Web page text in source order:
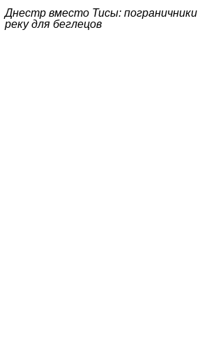
Днестр вместо Тисы: пограничники
реку для беглецов